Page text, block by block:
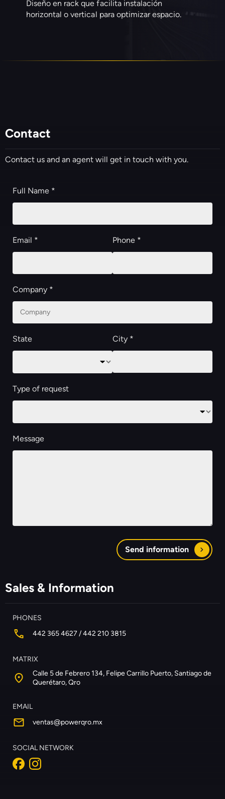
Diseño en rack que facilita instalación
horizontal o vertical para optimizar espacio.
Contact
Contact us and an agent will get in touch with you.
Full Name *
Email * Phone *
Company *
State City *
Type of request
Message
Send information
Sales & Information
PHONES
442 365 4627 / 442 210 3815
MATRIX
Calle 5 de Febrero 134, Felipe Carrillo Puerto, Santiago de
Querétaro, Qro
EMAIL
ventas@powerqro.mx
SOCIAL NETWORK